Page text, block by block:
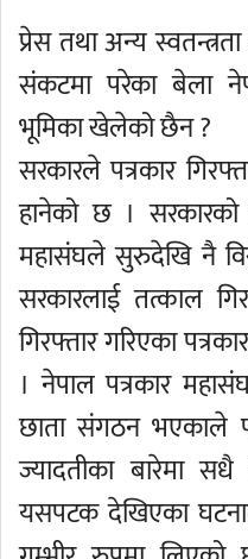
प्रेस तथा अन्य
संकटमा परेका बेला
भूमिका खेलेको छैन ?
सरकारले पत्रकार
हानेको छ । सरकारको
महासंघले सुरुदेखि नै
सरकारलाई तत्काल
गिरफ्तार गरिएका
। नेपाल पत्रकार
छाता संगठन भएकाले
ज्यादतीका बारेमा
यसपटक देखिएका